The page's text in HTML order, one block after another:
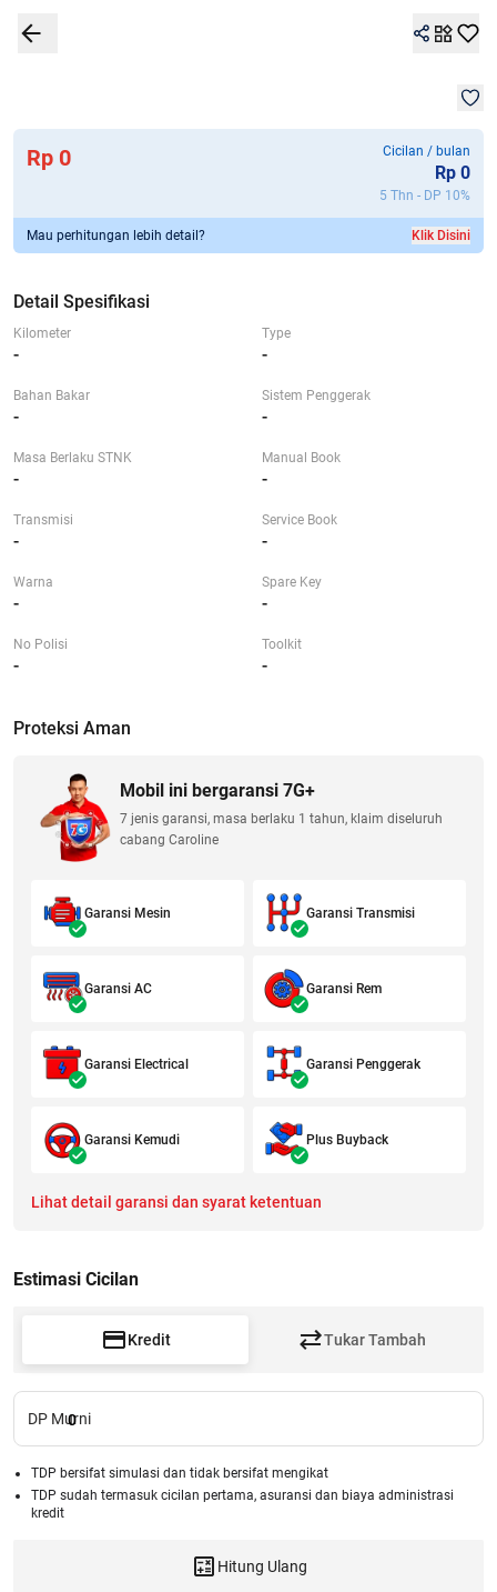
Detail Spesifikasi Bandingkan 1/1
Rp 0 Cicilan / bulan
Rp 0
5 Thn - DP 10%
Mau perhitungan lebih detail? Klik Disini
Detail Spesifikasi
Kilometer
-
Type
-
Bahan Bakar
-
Sistem Penggerak
-
Masa Berlaku STNK
-
Manual Book
-
Transmisi
-
Service Book
-
Warna
-
Spare Key
-
No Polisi
-
Toolkit
-
Proteksi Aman
Mobil ini bergaransi 7G+
7 jenis garansi, masa berlaku 1 tahun, klaim diseluruh
cabang Caroline
Garansi Mesin Garansi Transmisi
Garansi AC Garansi Rem
Garansi Electrical Garansi Penggerak
Garansi Kemudi Plus Buyback
Lihat detail garansi dan syarat ketentuan
Estimasi Cicilan
Kredit Tukar Tambah
DP Murni
0
TDP bersifat simulasi dan tidak bersifat mengikat
TDP sudah termasuk cicilan pertama, asuransi dan biaya administrasi
kredit
Hitung Ulang